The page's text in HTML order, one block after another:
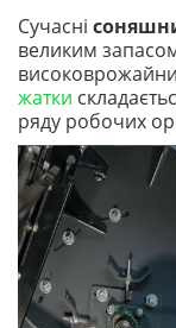
Сучасні
великим
жатки
ряду робочих